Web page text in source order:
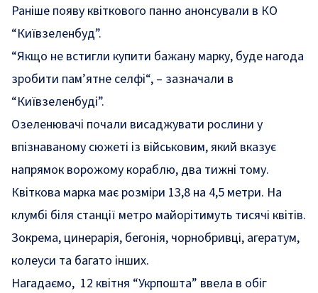
Раніше появу квіткового панно анонсували в КО
“Київзеленбуд”.
“Якщо не встигли купити бажану марку, буде нагода
зробити пам’ятне селфі“, – зазначали в
“Київзеленбуді”.
Озеленювачі почали висаджувати рослини у
впізнаваному сюжеті із військовим, який вказує
напрямок ворожому кораблю, два тижні тому.
Квіткова марка має розміри 13,8 на 4,5 метри. На
клумбі біля станції метро майорітимуть тисячі квітів.
Зокрема, цинерарія, бегонія, чорнобривці, агератум,
колеуси та багато інших.
Нагадаємо, 12 квітня “Укрпошта” ввела в обіг